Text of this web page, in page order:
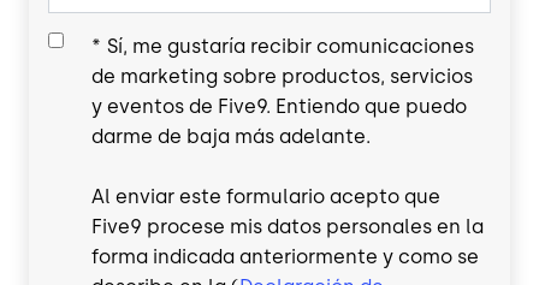
* Sí, me gustaría recibir comunicaciones
de marketing sobre productos, servicios
y eventos de Five9. Entiendo que puedo
darme de baja más adelante.
Al enviar este formulario acepto que
Five9 procese mis datos personales en la
forma indicada anteriormente y como se